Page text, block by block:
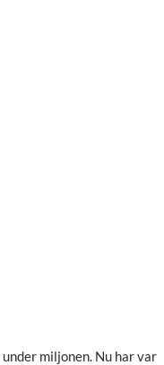
miljonen. Nu har var